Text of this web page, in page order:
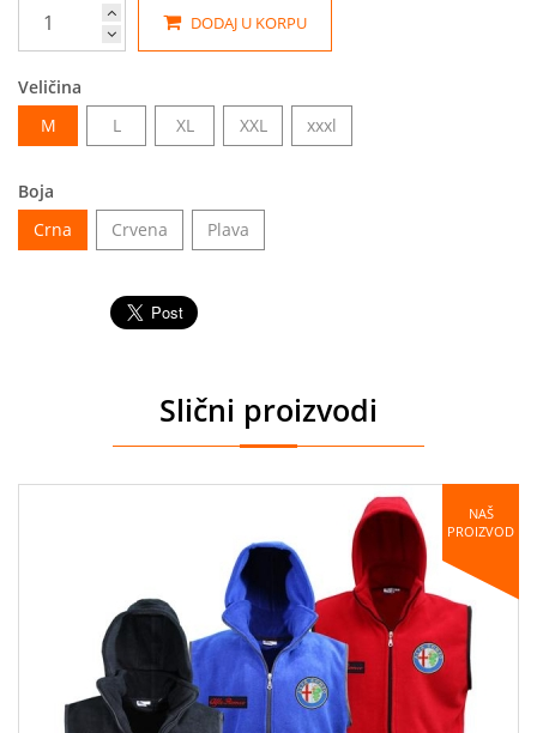
DODAJ U KORPU
Veličina
M
L XL XXL xxxl
Boja
Crna
Crvena Plava
Slični proizvodi
NAŠ
PROIZVOD